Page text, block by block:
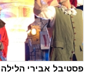
פסטיבל אבירי